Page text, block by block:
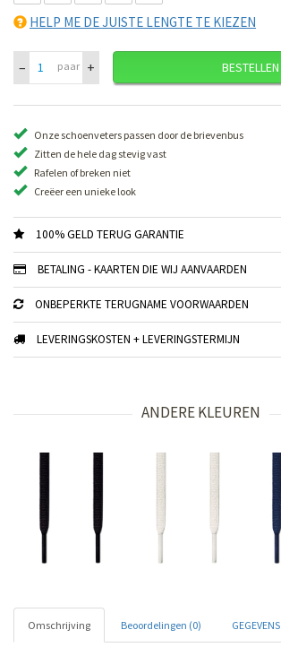
HELP ME DE JUISTE LENGTE TE KIEZEN
– paar + BESTELLEN
Onze schoenveters passen door de brievenbus
Zitten de hele dag stevig vast
Rafelen of breken niet
Creëer een unieke look
100% GELD TERUG GARANTIE
BETALING - KAARTEN DIE WIJ AANVAARDEN
ONBEPERKTE TERUGNAME VOORWAARDEN
LEVERINGSKOSTEN + LEVERINGSTERMIJN
ANDERE KLEUREN
Omschrijving Beoordelingen (0) GEGEVENS